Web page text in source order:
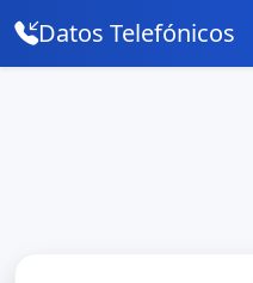
Datos Telefónicos